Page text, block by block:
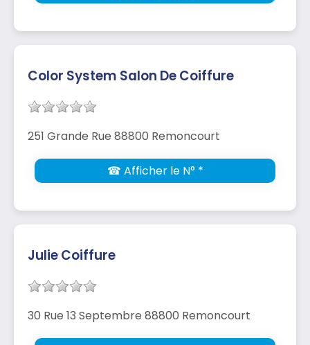
Color System Salon De Coiffure
251 Grande Rue 88800 Remoncourt
☎ Afficher le N° *
Julie Coiffure
30 Rue 13 Septembre 88800 Remoncourt